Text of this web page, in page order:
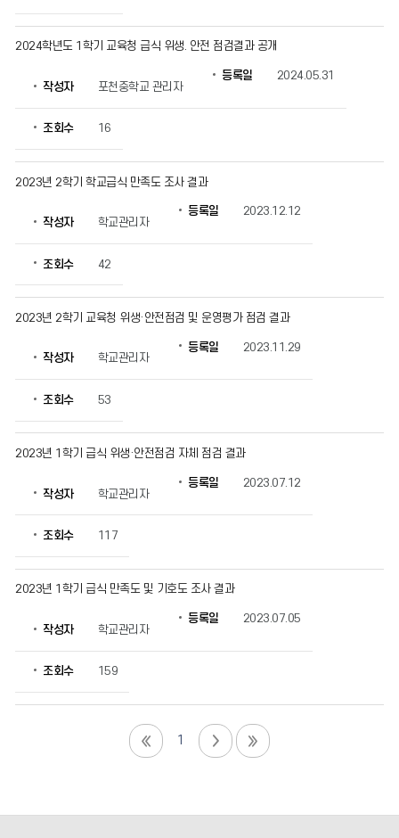
2024학년도 1학기 교육청 급식 위생. 안전 점검결과 공개
작성자 포천중학교 관리자
등록일 2024.05.31
조회수 16
2023년 2학기 학교급식 만족도 조사 결과
작성자 학교관리자
등록일 2023.12.12
조회수 42
2023년 2학기 교육청 위생·안전점검 및 운영평가 점검 결과
작성자 학교관리자
등록일 2023.11.29
조회수 53
2023년 1학기 급식 위생·안전점검 자체 점검 결과
작성자 학교관리자
등록일 2023.07.12
조회수 117
2023년 1학기 급식 만족도 및 기호도 조사 결과
작성자 학교관리자
등록일 2023.07.05
조회수 159
1